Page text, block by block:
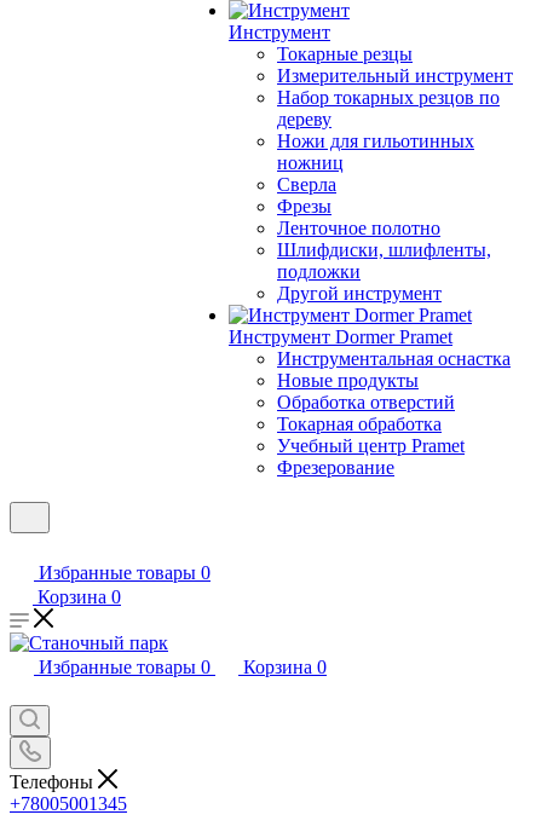
Инструмент
Токарные резцы
Измерительный инструмент
Набор токарных резцов по
дереву
Ножи для гильотинных
ножниц
Сверла
Фрезы
Ленточное полотно
Шлифдиски, шлифленты,
подложки
Другой инструмент
Инструмент Dormer Pramet
Инструментальная оснастка
Новые продукты
Обработка отверстий
Токарная обработка
Учебный центр Pramet
Фрезерование
Избранные товары 0
Корзина 0
Избранные товары 0 Корзина 0
Телефоны
+78005001345